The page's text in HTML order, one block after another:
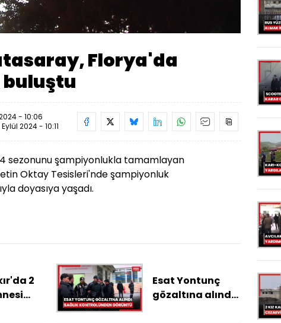
1080
Hızı
Florya'da
- 10:06
Eylül 2024 - 10:11
sezonunu şampiyonlukla tamamlayan
Oktay Tesisleri'nde şampiyonluk
doyasıya yaşadı.
2
Esat Yontunç
gözaltına alındı /